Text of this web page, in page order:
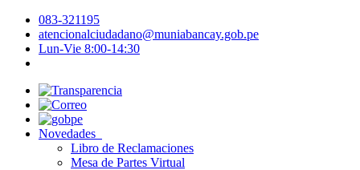
083-321195
atencionalciudadano@muniabancay.gob.pe
Lun-Vie 8:00-14:30
Novedades
Libro de Reclamaciones
Mesa de Partes Virtual